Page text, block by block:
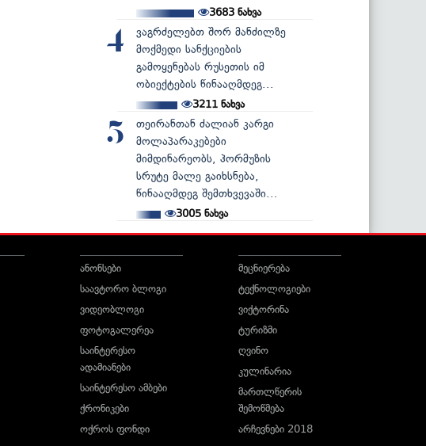
3683ნახვა
4
ვაგრძელებთ შორ მანძილზე
მოქმედი სანქციების
გამოყენებას რუსეთის იმ
ობიექტების წინააღმდეგ...
3211ნახვა
5
თეირანთან ძალიან კარგი
მოლაპარაკებები
მიმდინარეობს, ჰორმუზის
სრუტე მალე გაიხსნება,
წინააღმდეგ შემთხვევაში...
3005 ნახვა
ანონსები
საავტორო ბლოგი
ვიდეობლოგი
ფოტოგალერეა
საინტერესო
ადამიანები
საინტერესო ამბები
ქრონიკები
ოქროს ფონდი
მეცნიერება
ტექნოლოგიები
ვიქტორინა
ტურიზმი
ღვინო
კულინარია
მართლწერის
შემოწმება
არჩევნები 2018